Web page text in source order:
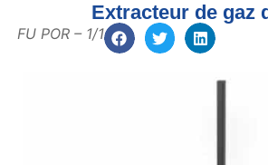
Extracteur de gaz
FU POR – 1/1